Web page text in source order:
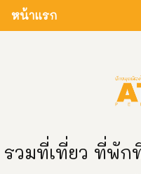
หน้าแรก
รวมที่เที่ยว ที่พัก